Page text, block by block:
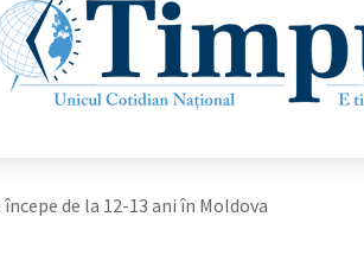
de la 12-13 ani în Moldova